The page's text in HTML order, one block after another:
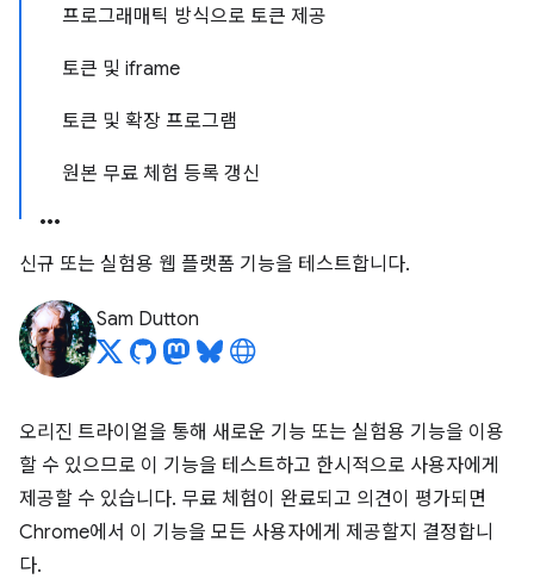
프로그래매틱 방식으로 토큰 제공
토큰 및 iframe
토큰 및 확장 프로그램
원본 무료 체험 등록 갱신
신규 또는 실험용 웹 플랫폼 기능을 테스트합니다.
Sam Dutton
오리진 트라이얼을 통해 새로운 기능 또는 실험용 기능을 이용
할 수 있으므로 이 기능을 테스트하고 한시적으로 사용자에게
제공할 수 있습니다. 무료 체험이 완료되고 의견이 평가되면
Chrome에서 이 기능을 모든 사용자에게 제공할지 결정합니
다.